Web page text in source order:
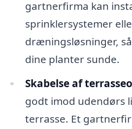
gartnerfirma kan
sprinklersystemer
dræningsløsninger,
dine planter sunde.
Skabelse af
godt imod udendørs
terrasse. Et